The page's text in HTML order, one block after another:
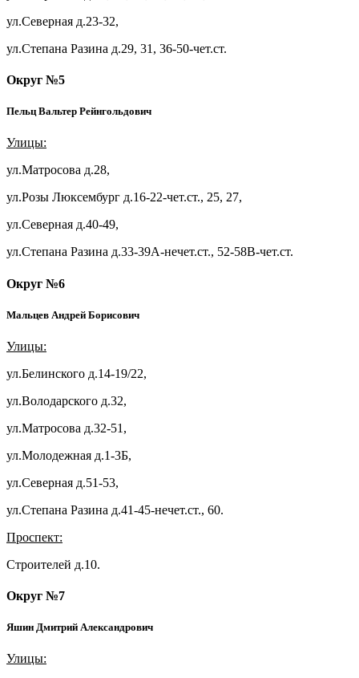
ул.Северная д.23-32,
ул.Степана Разина д.29, 31, 36-50-чет.ст.
Округ №5
Пельц Вальтер Рейнгольдович
Улицы:
ул.Матросова д.28,
ул.Розы Люксембург д.16-22-чет.ст., 25, 27,
ул.Северная д.40-49,
ул.Степана Разина д.33-39А-нечет.ст., 52-58В-чет.ст.
Округ №6
Мальцев Андрей Борисович
Улицы:
ул.Белинского д.14-19/22,
ул.Володарского д.32,
ул.Матросова д.32-51,
ул.Молодежная д.1-3Б,
ул.Северная д.51-53,
ул.Степана Разина д.41-45-нечет.ст., 60.
Проспект:
Строителей д.10.
Округ №7
Яшин Дмитрий Александрович
Улицы: